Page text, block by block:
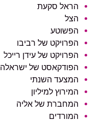
הראל סקעת
הצל
הפשוטע
הפרויקט של רביבו
הפרויקט של עידן רייכל
הפודקאסט של ישראלה
המצעד השנתי
המירוץ למיליון
המחברת של אליה
המורדים